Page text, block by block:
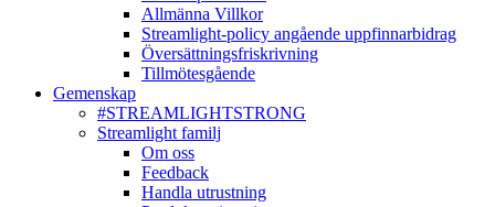
Allmänna Villkor
Streamlight-policy angående uppfinnarbidrag
Översättningsfriskrivning
Tillmötesgående
Gemenskap
#STREAMLIGHTSTRONG
Streamlight familj
Om oss
Feedback
Handla utrustning